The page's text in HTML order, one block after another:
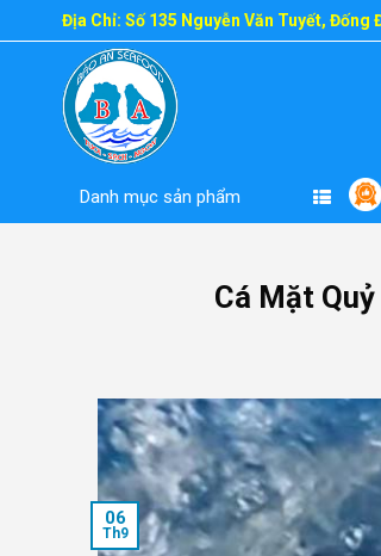
to
Địa Chỉ: Số 135 Nguyễn Văn Tuyết, Đống
Danh mục sản phẩm
Cá Mặt
06
Th9